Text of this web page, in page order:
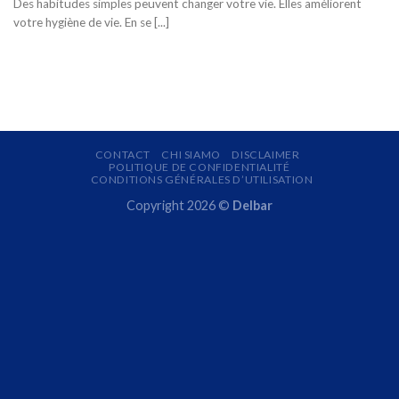
Des habitudes simples peuvent changer votre vie. Elles améliorent
votre hygiène de vie. En se [...]
CONTACT CHI SIAMO
DISCLAIMER
POLITIQUE DE CONFIDENTIALITÉ
CONDITIONS GÉNÉRALES D’UTILISATION
Copyright 2026 © Delbar